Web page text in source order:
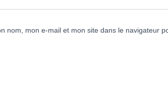
nom, mon e-mail et mon site dans le navigateur